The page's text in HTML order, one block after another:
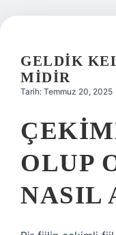
Yasal Uyarı
GELDIK
MIDIR
Tarih: Temmuz 20, 2025
OLUP
NASIL